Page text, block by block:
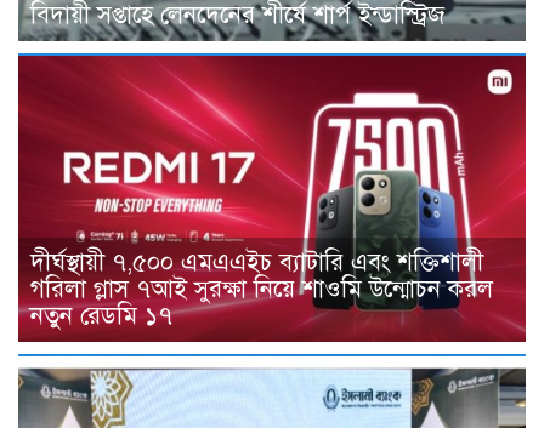
বিদায়ী সপ্তাহে লেনদেনের শীর্ষে শার্প ইন্ডাস্ট্রিজ
দীর্ঘস্থায়ী ৭,৫০০ এমএএইচ ব্যাটারি এবং শক্তিশালী
গরিলা গ্লাস ৭আই সুরক্ষা নিয়ে শাওমি উন্মোচন করল
নতুন রেডমি ১৭